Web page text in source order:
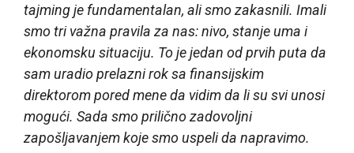
tajming je fundamentalan, ali smo zakasnili. Imali
smo tri važna pravila za nas: nivo, stanje uma i
ekonomsku situaciju. To je jedan od prvih puta da
sam uradio prelazni rok sa finansijskim
direktorom pored mene da vidim da li su svi unosi
mogući. Sada smo prilično zadovoljni
zapošljavanjem koje smo uspeli da napravimo.